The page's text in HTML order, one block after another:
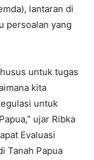
lantaran di
persoalan yang
untuk tugas
kita
untuk
ujar Ribka
Evaluasi
Tanah Papua